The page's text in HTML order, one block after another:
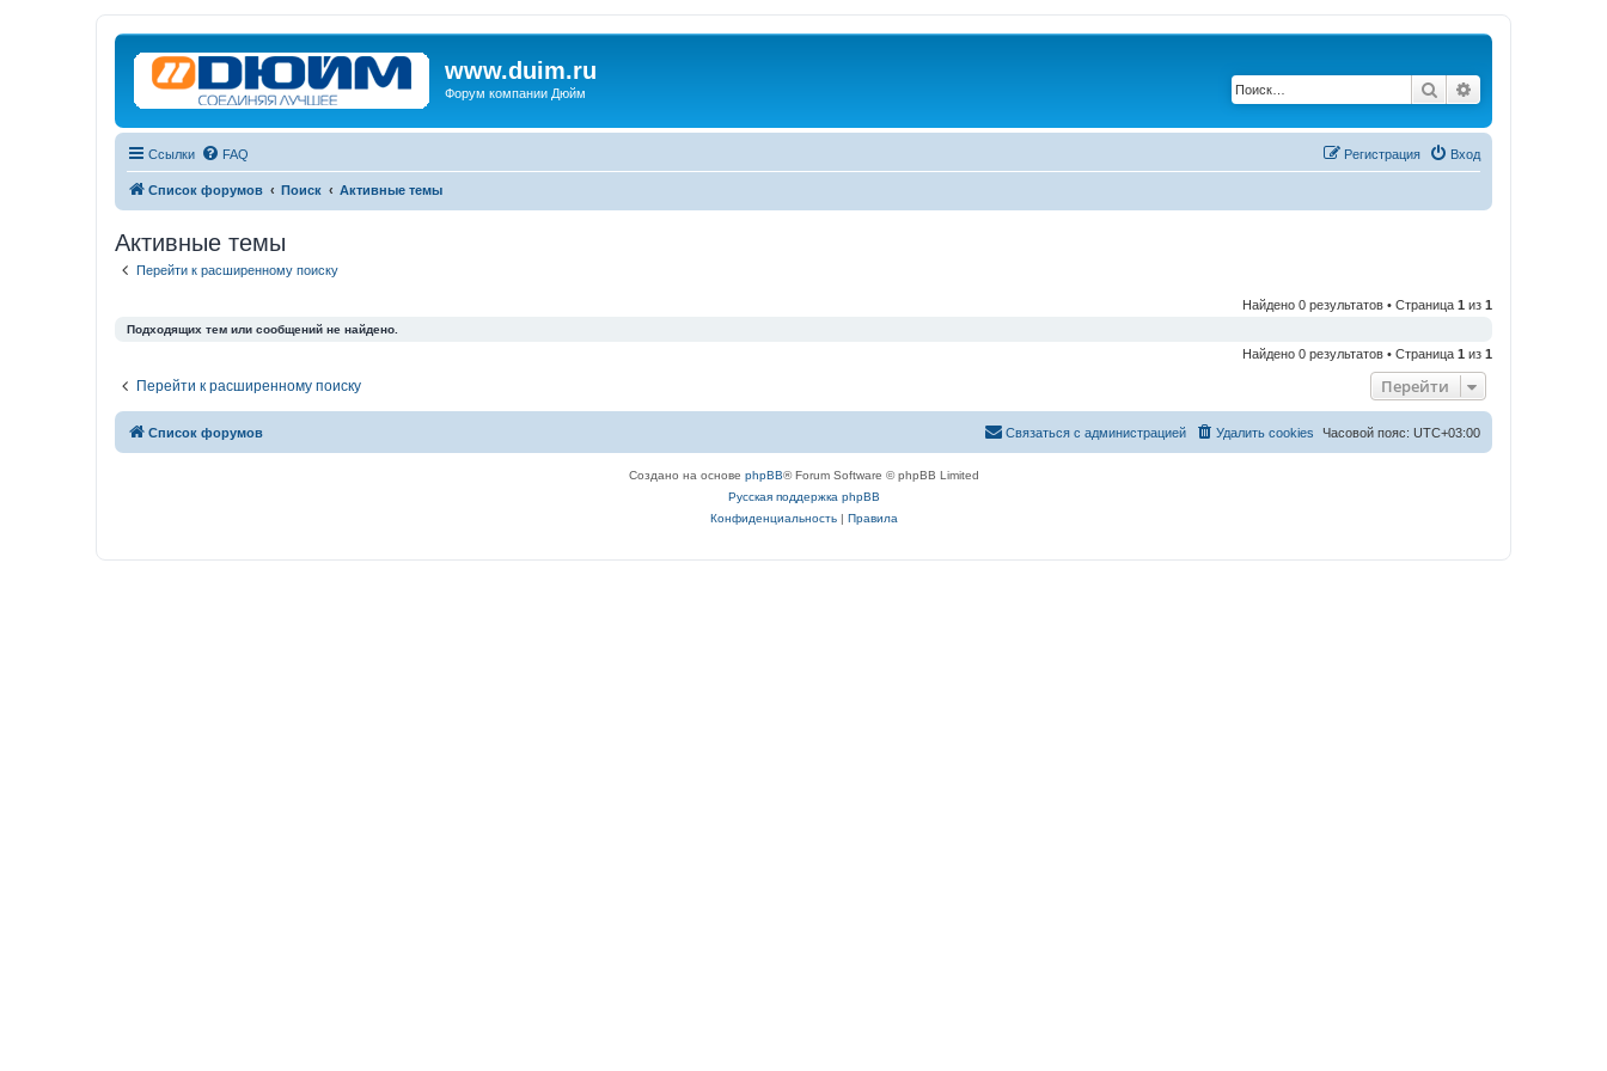
www.duim.ru
Форум компании Дюйм Поиск
Ссылки FAQ Вход
Регистрация
Список форумов Поиск Активные темы
Активные темы
Перейти к расширенному поиску
Найдено 0 результатов • Страница 1 из 1
Подходящих тем или сообщений не найдено.
Найдено 0 результатов • Страница 1 из 1
Перейти к расширенному поиску Перейти
Список форумов Часовой пояс: UTC+03:00
Удалить cookies
Связаться с администрацией
Создано на основе phpBB® Forum Software © phpBB Limited
Русская поддержка phpBB
Конфиденциальность| Правила